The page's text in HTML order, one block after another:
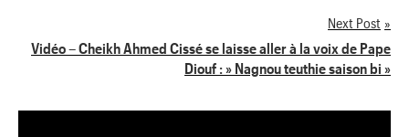
Next Post
Vidéo – Cheikh Ahmed Cissé se laisse aller à la voix de Pape
Diouf : » Nagnou teuthie saison bi »